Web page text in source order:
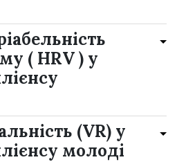
( HRV ) у
(VR) у
молоді